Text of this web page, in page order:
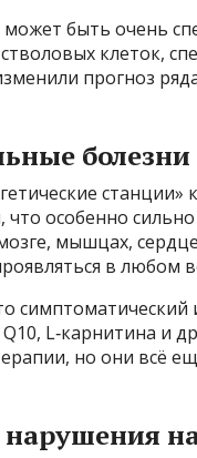
может быть очень
клеток,
прогноз
болезни
станции»
что особенно
мышцах,
в любом
L‑карнитина и
но они всё